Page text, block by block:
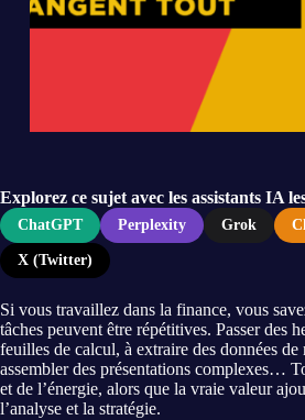
Explorez ce sujet avec les assistants IA
ChatGPT Perplexity Grok
X (Twitter)
Si vous travaillez dans la finance, vous
tâches peuvent être répétitives. Passer des
feuilles de calcul, à extraire des données
assembler des présentations complexes…
et de l’énergie, alors que la vraie valeur
l’analyse et la stratégie.